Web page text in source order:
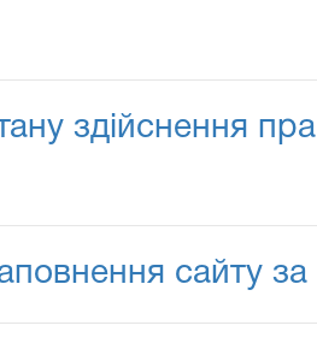
здійснення
сайту